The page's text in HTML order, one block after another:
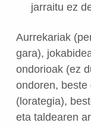
jarraitu ez
Aurrekariak
gara),
ondorioak (ez
ondoren, beste
(lorategia),
eta taldearen